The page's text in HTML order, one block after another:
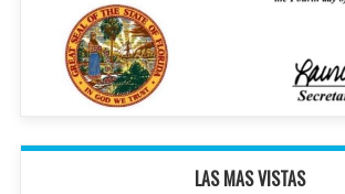
LAS MAS VISTAS